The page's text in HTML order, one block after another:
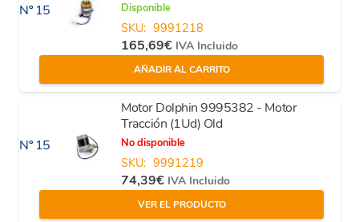
Nº 15 Disponible
SKU: 9991218
165,69€ IVA Incluido
AÑADIR AL CARRITO
Nº 15
Motor Dolphin 9995382 - Motor
Tracción (1Ud) Old
No disponible
SKU: 9991219
74,39€ IVA Incluido
VER EL PRODUCTO